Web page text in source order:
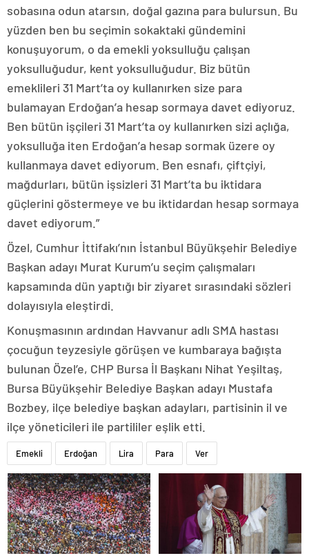
sobasına odun atarsın, doğal gazına para bulursun. Bu
yüzden ben bu seçimin sokaktaki gündemini
konuşuyorum, o da emekli yoksulluğu çalışan
yoksulluğudur, kent yoksulluğudur. Biz bütün
emeklileri 31 Mart’ta oy kullanırken size para
bulamayan Erdoğan’a hesap sormaya davet ediyoruz.
Ben bütün işçileri 31 Mart’ta oy kullanırken sizi açlığa,
yoksulluğa iten Erdoğan’a hesap sormak üzere oy
kullanmaya davet ediyorum. Ben esnafı, çiftçiyi,
mağdurları, bütün işsizleri 31 Mart’ta bu iktidara
güçlerini göstermeye ve bu iktidardan hesap sormaya
davet ediyorum.”
Özel, Cumhur İttifakı’nın İstanbul Büyükşehir Belediye
Başkan adayı Murat Kurum’u seçim çalışmaları
kapsamında dün yaptığı bir ziyaret sırasındaki sözleri
dolayısıyla eleştirdi.
Konuşmasının ardından Havvanur adlı SMA hastası
çocuğun teyzesiyle görüşen ve kumbaraya bağışta
bulunan Özel’e, CHP Bursa İl Başkanı Nihat Yeşiltaş,
Bursa Büyükşehir Belediye Başkan adayı Mustafa
Bozbey, ilçe belediye başkan adayları, partisinin il ve
ilçe yöneticileri ile partililer eşlik etti.
Emekli Erdoğan Lira Para Ver